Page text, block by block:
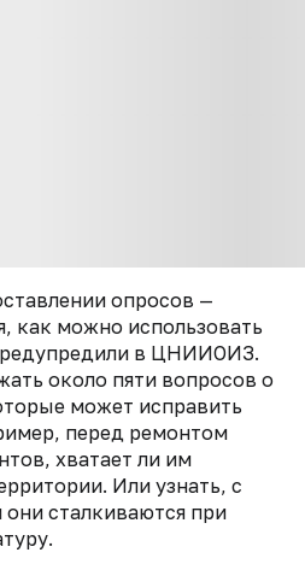
опросов —
как можно использовать
в ЦНИИОИЗ.
около пяти вопросов о
может исправить
перед ремонтом
хватает ли им
Или узнать, с
сталкиваются при